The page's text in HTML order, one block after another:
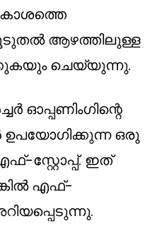
ആഴത്തിലുള്ള
ചെയ്യുന്നു.
ഓപ്പണിംഗിന്റെ
ഉപയോഗിക്കുന്ന ഒരു
സ്റ്റോപ്പ്. ഇത്
എഫ്-